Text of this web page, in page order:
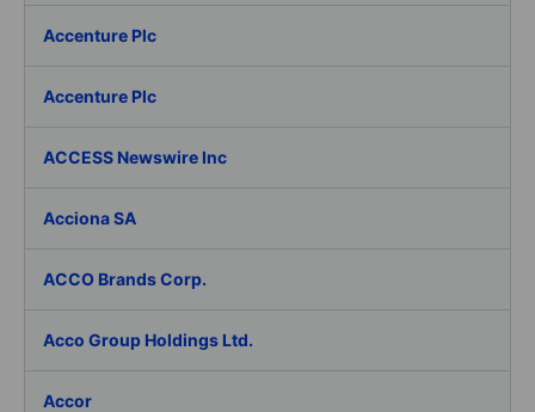
Accenture Plc
Accenture Plc
ACCESS Newswire Inc
Acciona SA
ACCO Brands Corp.
Acco Group Holdings Ltd.
Accor